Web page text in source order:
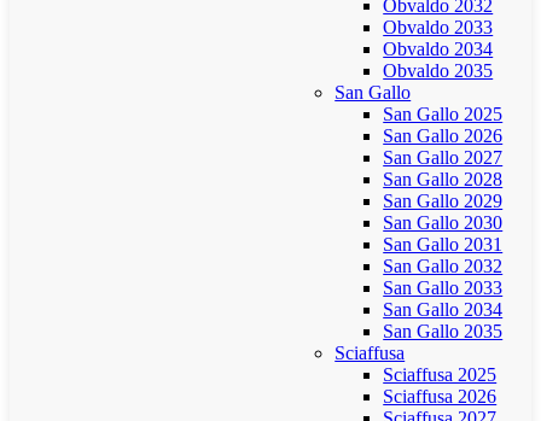
Obvaldo 2032
Obvaldo 2033
Obvaldo 2034
Obvaldo 2035
San Gallo
San Gallo 2025
San Gallo 2026
San Gallo 2027
San Gallo 2028
San Gallo 2029
San Gallo 2030
San Gallo 2031
San Gallo 2032
San Gallo 2033
San Gallo 2034
San Gallo 2035
Sciaffusa
Sciaffusa 2025
Sciaffusa 2026